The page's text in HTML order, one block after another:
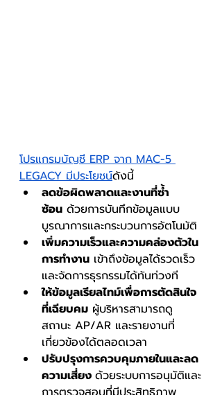
โปรแกรมบัญชี ERP จาก MAC-5
LEGACY มีประโยชน์ดังนี้
ลดข้อผิดพลาดและงานที่ซ้ำ
ซ้อน ด้วยการบันทึกข้อมูลแบบ
บูรณาการและกระบวนการอัตโนมัติ
เพิ่มความเร็วและความคล่องตัวใน
การทำงาน เข้าถึงข้อมูลได้รวดเร็ว
และจัดการธุรกรรมได้ทันท่วงที
ให้ข้อมูลเรียลไทม์เพื่อการตัดสินใจ
ที่เฉียบคม ผู้บริหารสามารถดู
สถานะ AP/AR และรายงานที่
เกี่ยวข้องได้ตลอดเวลา
ปรับปรุงการควบคุมภายในและลด
ความเสี่ยง ด้วยระบบการอนุมัติและ